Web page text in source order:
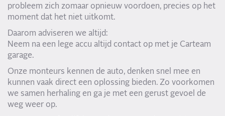
probleem zich zomaar opnieuw voordoen, precies op het
moment dat het niet uitkomt.
Daarom adviseren we altijd:
Neem na een lege accu altijd contact op met je Carteam
garage.
Onze monteurs kennen de auto, denken snel mee en
kunnen vaak direct een oplossing bieden. Zo voorkomen
we samen herhaling en ga je met een gerust gevoel de
weg weer op.